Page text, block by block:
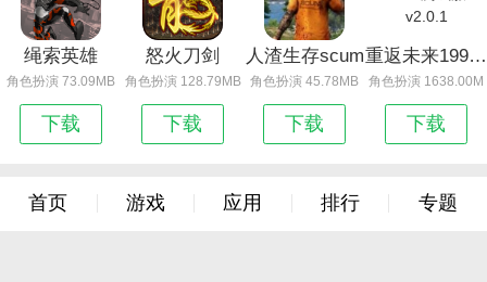
绳索英雄
角色扮演 73.09MB
下载
怒火刀剑
角色扮演 128.79MB
下载
人渣生存scum
角色扮演 45.78MB
下载
重返未来1999测试服 v2.0.1
角色扮演 1638.00M
下载
首页 游戏 应用 排行 专题